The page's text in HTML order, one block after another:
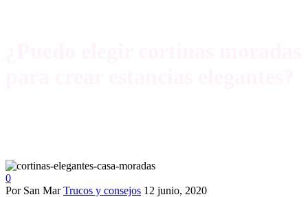
0
Por San Mar Trucos y consejos 12 junio, 2020